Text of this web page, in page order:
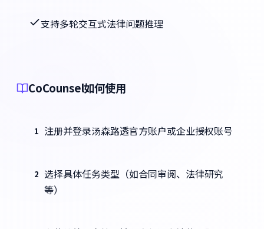
支持多轮交互式法律问题推理
CoCounsel如何使用
1 注册并登录汤森路透官方账户或企业授权账号
2 选择具体任务类型（如合同审阅、法律研究
等）